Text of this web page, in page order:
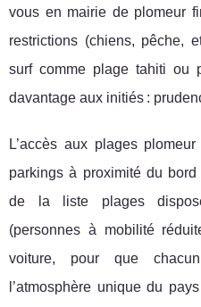
vous en mairie de plomeur
restrictions (chiens, pêche,
surf comme plage tahiti ou
davantage aux initiés :
L’accès aux plages
parkings à proximité du
de la liste plages
(personnes à mobilité
voiture, pour que
l’atmosphère unique du